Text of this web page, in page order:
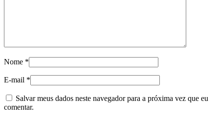
Nome *
E-mail *
Salvar meus dados neste navegador para a próxima vez que eu
comentar.